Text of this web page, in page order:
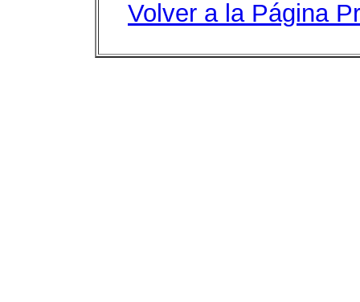
Volver a la Página